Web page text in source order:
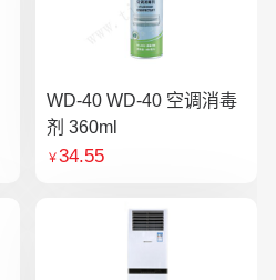
WD-40 WD-40 空调消毒
剂 360ml
￥34.55